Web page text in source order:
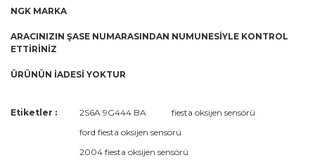
NGK MARKA
ARACINIZIN ŞASE NUMARASINDAN NUMUNESİYLE KONTROL
ETTİRİNİZ
ÜRÜNÜN İADESİ YOKTUR
Bu ürüne ilk yorumu siz yapın!
Bu ürünün fiyat bilgisi, resim, ürün açıklamalarında ve diğer
kullanarak tarafımıza iletebilirsiniz.
Görüş ve önerileriniz için teşekkür ederiz.
Etiketler : 2S6A 9G444 BA
fiesta oksijen sensörü
ford fiesta oksijen sensörü
2004 fiesta oksijen sensörü